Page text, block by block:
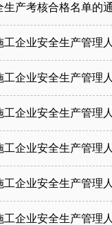
生产考核合格名单的
企业安全生产管理
企业安全生产管理
企业安全生产管理
企业安全生产管理
企业安全生产管理
企业安全生产管理